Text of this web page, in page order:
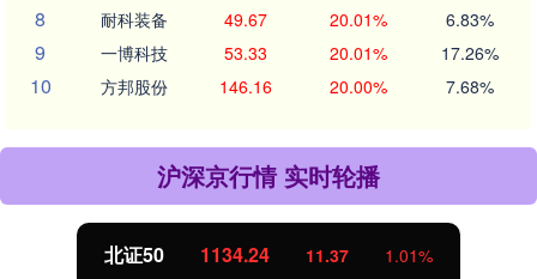
8 耐科装备 49.67 20.01% 6.83%
9 一博科技 53.33 20.01% 17.26%
10 方邦股份 146.16 20.00% 7.68%
沪深京行情 实时轮播
北证50 1134.24 11.37 1.01%